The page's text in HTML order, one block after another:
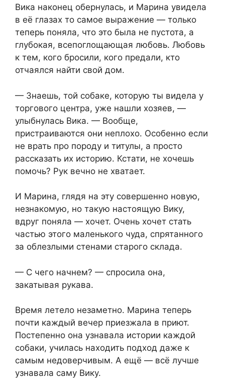
Вика наконец обернулась, и Марина увидела
в её глазах то самое выражение — только
теперь поняла, что это была не пустота, а
глубокая, всепоглощающая любовь. Любовь
к тем, кого бросили, кого предали, кто
отчаялся найти свой дом.
— Знаешь, той собаке, которую ты видела у
торгового центра, уже нашли хозяев, —
улыбнулась Вика. — Вообще,
пристраиваются они неплохо. Особенно если
не врать про породу и титулы, а просто
рассказать их историю. Кстати, не хочешь
помочь? Рук вечно не хватает.
И Марина, глядя на эту совершенно новую,
незнакомую, но такую настоящую Вику,
вдруг поняла — хочет. Очень хочет стать
частью этого маленького чуда, спрятанного
за облезлыми стенами старого склада.
— С чего начнем? — спросила она,
закатывая рукава.
Время летело незаметно. Марина теперь
почти каждый вечер приезжала в приют.
Постепенно она узнавала истории каждой
собаки, училась находить подход даже к
самым недоверчивым. А ещё — всё лучше
узнавала саму Вику.